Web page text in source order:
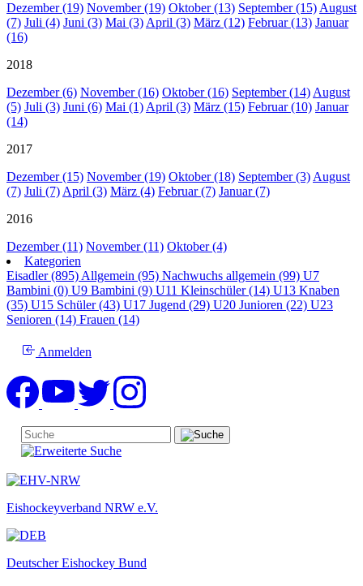
Dezember (19) November (19) Oktober (13) September (15)August
(7) Juli (4) Juni (3) Mai (3)April (3) März (12) Februar (13) Januar
(16)
2018
Dezember (6) November (16) Oktober (16) September (14)August
(5) Juli (3) Juni (6) Mai (1)April (3) März (15) Februar (10) Januar
(14)
2017
Dezember (15) November (19) Oktober (18) September (3)August
(7) Juli (7)April (3) März (4) Februar (7) Januar (7)
2016
Dezember (11) November (11) Oktober (4)
Kategorien
Eisadler (895)Allgemein (95) Nachwuchs allgemein (99) U7
Bambini (0) U9 Bambini (9) U11 Kleinschüler (14) U13 Knaben
(35) U15 Schüler (43) U17 Jugend (29) U20 Junioren (22) U23
Senioren (14) Frauen (14)
Anmelden
Eishockeyverband NRW e.V.
Deutscher Eishockey Bund